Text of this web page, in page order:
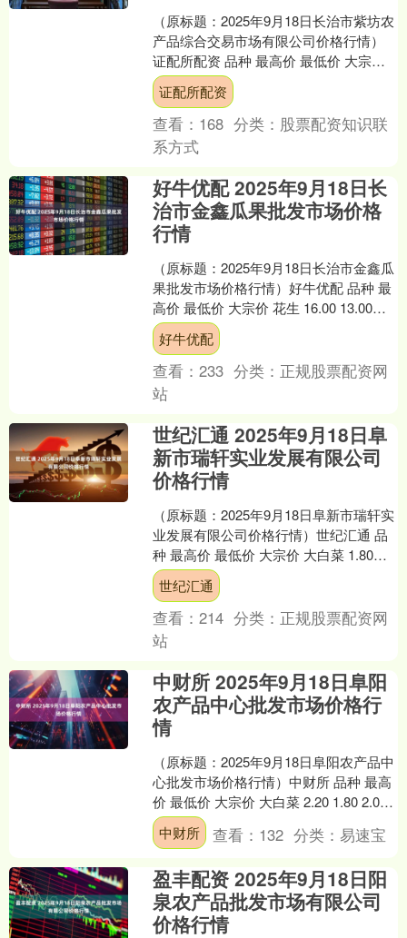
（原标题：2025年9月18日长治市紫坊农
产品综合交易市场有限公司价格行情）
证配所配资 品种 最高价 最低价 大宗价
大豆 8.00 7.00 7.50 绿豆 ....
证配所配资
查看： 168 分类： 股票配资知识联
系方式
好牛优配 2025年9月18日长
治市金鑫瓜果批发市场价格
行情
（原标题：2025年9月18日长治市金鑫瓜
果批发市场价格行情）好牛优配 品种 最
高价 最低价 大宗价 花生 16.00 13.00
14.00 葵花籽 17.0....
好牛优配
查看：233 分类： 正规股票配资网
站
世纪汇通 2025年9月18日阜
新市瑞轩实业发展有限公司
价格行情
（原标题：2025年9月18日阜新市瑞轩实
业发展有限公司价格行情）世纪汇通 品
种 最高价 最低价 大宗价 大白菜 1.80
1.40 1.60 甘蓝 1.60 ....
世纪汇通
查看：214 分类： 正规股票配资网
站
中财所 2025年9月18日阜阳
农产品中心批发市场价格行
情
（原标题：2025年9月18日阜阳农产品中
心批发市场价格行情）中财所 品种 最高
价 最低价 大宗价 大白菜 2.20 1.80 2.00
油菜 11.00 9.....
中财所 查看： 132 分类： 易速宝
盈丰配资 2025年9月18日阳
泉农产品批发市场有限公司
价格行情